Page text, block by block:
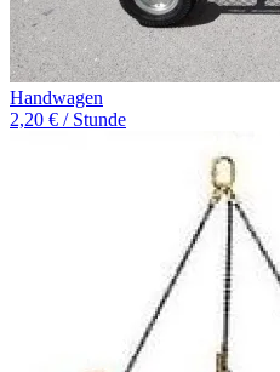
Handwagen
2,20 € / Stunde